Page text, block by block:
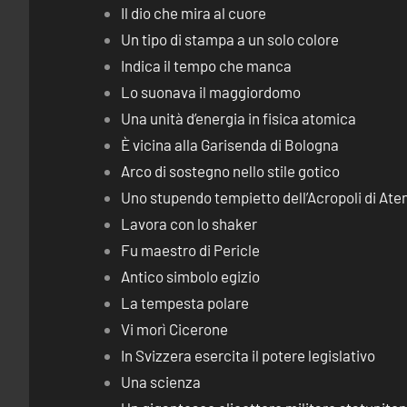
Il dio che mira al cuore
Un tipo di stampa a un solo colore
Indica il tempo che manca
Lo suonava il maggiordomo
Una unità d’energia in fisica atomica
È vicina alla Garisenda di Bologna
Arco di sostegno nello stile gotico
Uno stupendo tempietto dell’Acropoli di
Lavora con lo shaker
Fu maestro di Pericle
Antico simbolo egizio
La tempesta polare
Vi morì Cicerone
In Svizzera esercita il potere legislativo
Una scienza